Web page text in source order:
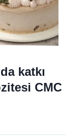
katkı
CMC